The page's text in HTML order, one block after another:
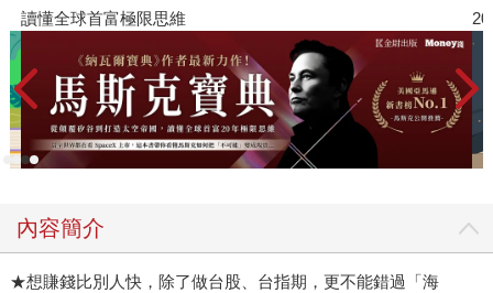
讀懂全球首富極限思維
內容簡介
★想賺錢比別人快，除了做台股、台指期，更不能錯過「海